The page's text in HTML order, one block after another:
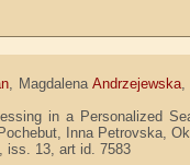
, MagdalenaAndrzejewska,
in a Personalized
Inna Petrovska,
iss. 13, art id. 7583